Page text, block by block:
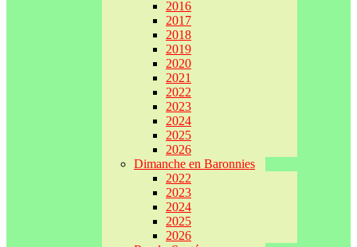
2016
2017
2018
2019
2020
2021
2022
2023
2024
2025
2026
Dimanche en Baronnies
2022
2023
2024
2025
2026